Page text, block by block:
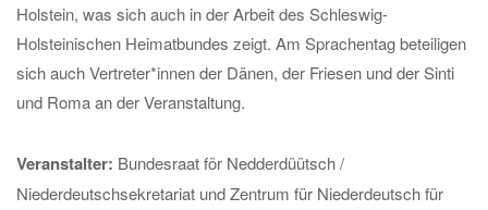
Holstein, was sich auch in der Arbeit des Schleswig-
Holsteinischen Heimatbundes zeigt. Am Sprachentag beteiligen
sich auch Vertreter*innen der Dänen, der Friesen und der Sinti
und Roma an der Veranstaltung.
Veranstalter: Bundesraat för Nedderdüütsch /
Niederdeutschsekretariat und Zentrum für Niederdeutsch für